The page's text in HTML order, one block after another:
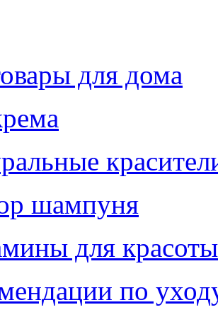
для дома
шампуня
для красоты
по